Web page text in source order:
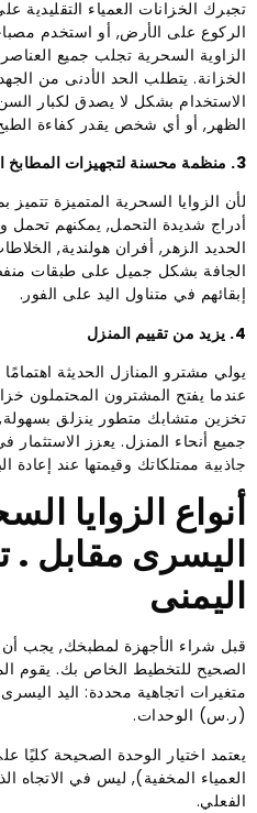
تجبرك الخزانات العمياء
الركوع على الأرض, أو استخدم
الزاوية السحرية تجلب جميع
الخزانة. يتطلب الحد الأدنى من
الاستخدام بشكل لا يصدق لكبار
الظهر, أو أي شخص يقدر كفاءة
3. منظمة محسنة لتجهيزات المطابخ الثقيلة
لأن الزوايا السحرية المتميزة
أدراج شديدة التحمل, يمكنهم تحمل
الحديد الزهر, أفران هولندية,
الجافة بشكل جميل على طبقات
إبقائهم في متناول اليد على الفور.
4. يزيد من تقييم المنزل
يولي مشترو المنازل الحديثة
عندما يفتح المشترون المحتملون
تخزين متشابك متطور ينزلق بسهولة,
جميع أنحاء المنزل. يعزز الاستثمار
جاذبية ممتلكاتك وقيمتها عند إعادة
أنواع الزوايا
اليسرى مقابل .
اليمنى
قبل شراء الأجهزة لمطبخك, يجب أن
الصحيح للتخطيط الخاص بك. يقوم
متغيرات اتجاهية محددة: اليد
(ر.س) الوحدات.
يعتمد اختيار الوحدة الصحيحة كليًا
العمياء المخفية), ليس في الاتجاه
الفعلي.